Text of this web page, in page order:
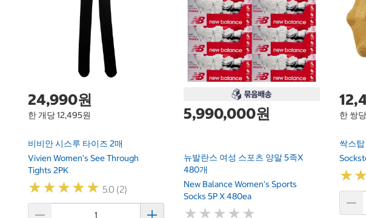
24,990원
한 개당 12,495원
비비안 시스루 타이즈 2매
Vivien Women's See Through
Tights 2PK
★★★★★
★★★★★ 5.0 (2)
5,990,000원
뉴발란스 여성 스포츠 양말 5족x
480개
New Balance Women's Sports
Socks 5P X 480ea
★ ★ ★ ★ ★
★ ★ ★ ★ ★
한 쌍
싹스
★★
★★